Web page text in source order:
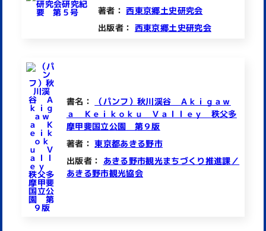
著者：西東京郷土史研究会
出版者： 西東京郷土史研究会
書名：
（パンフ）秋川渓谷 Ａｋｉｇａｗ
ａ Ｋｅｉｋｏｋｕ Ｖａｌｌｅｙ 秩父多
摩甲斐国立公園 第９版
著者：東京都あきる野市
出版者： あきる野市観光まちづくり推進課／
あきる野市観光協会